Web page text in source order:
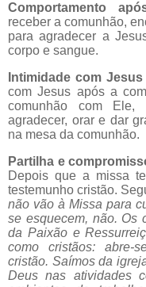
Comportamento
receber a comunhão,
para agradecer a
corpo e sangue.
Intimidade com
com Jesus após a
comunhão com
agradecer, orar e dar
na mesa da comunhão.
Partilha e
Depois que a missa
testemunho cristão.
não vão à Missa para
se esquecem, não. Os
da Paixão e
como cristãos: abre-
cristão. Saímos da
Deus nas atividades